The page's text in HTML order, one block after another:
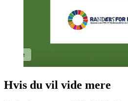
Hvis du vil vide mere